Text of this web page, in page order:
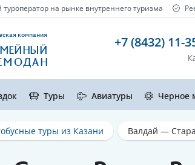
на рынке внутреннего туризма
компания +7 (8432) 11-
Туры Авиатуры Черное
туры из Казани Валдай —